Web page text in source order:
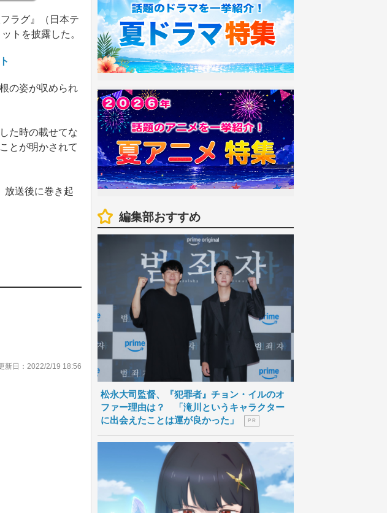
ラグ』（日本テ
トを披露した。
の姿が収められ
た時の載せてな
とが明かされて
放送後に巻き起
新日：2022/2/19 18:56
編集部おすすめ
松永大司監督、『犯罪者』チョン・イルのオ
ファー理由は？ 「滝川というキャラクター
に出会えたことは運が良かった」
P R